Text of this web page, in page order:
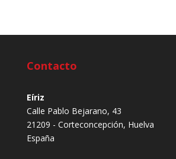
Contacto
Eíriz
Calle Pablo Bejarano, 43
21209 - Corteconcepción, Huelva
España